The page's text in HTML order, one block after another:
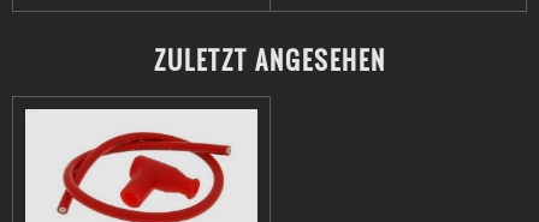
ZULETZT ANGESEHEN